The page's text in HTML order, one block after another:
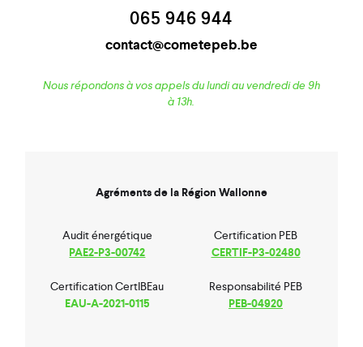
065 946 944
contact@cometepeb.be
Nous répondons à vos appels du lundi au vendredi de 9h
à 13h.
Agréments de la Région Wallonne
Audit énergétique
PAE2-P3-00742
Certification PEB
CERTIF-P3-02480
Certification CertIBEau
EAU-A-2021-0115
Responsabilité PEB
PEB-04920